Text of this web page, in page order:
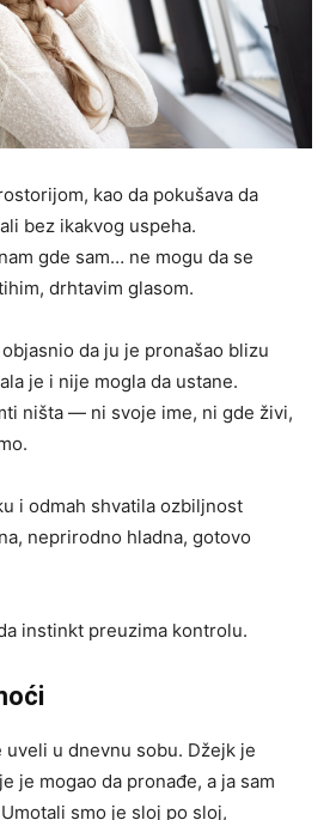
kao da pokušava da
bez ikakvog uspeha.
gde sam… ne mogu da se
drhtavim glasom.
da ju je pronašao blizu
je i nije mogla da ustane.
ništa — ni svoje ime, ni gde živi,
i odmah shvatila ozbiljnost
neprirodno hladna, gotovo
instinkt preuzima kontrolu.
uveli u dnevnu sobu. Džejk je
je mogao da pronađe, a ja sam
smo je sloj po sloj,